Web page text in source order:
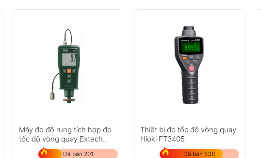
Máy đo độ rung tích hợp đo
tốc độ vòng quay Extech
461880
Đã bán 201
Thiết bị đo tốc độ vòng quay
Hioki FT3405
Đã bán 638